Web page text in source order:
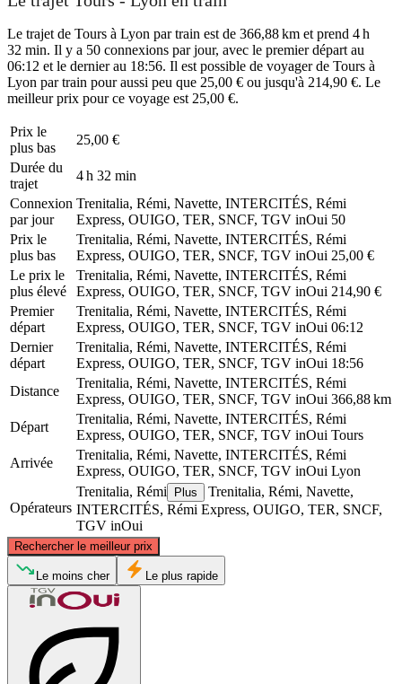
Le trajet de Tours à Lyon par train est de 366,88 km et prend 4 h
32 min. Il y a 50 connexions par jour, avec le premier départ au
06:12 et le dernier au 18:56. Il est possible de voyager de Tours à
Lyon par train pour aussi peu que 25,00 € ou jusqu'à 214,90 €. Le
meilleur prix pour ce voyage est 25,00 €.
Prix ​​le
plus bas
25,00 €
Durée du
trajet
4 h 32 min
Connexion
par jour
Trenitalia, Rémi, Navette, INTERCITÉS, Rémi
Express, OUIGO, TER, SNCF, TGV inOui 50
Prix ​​le
plus bas
Trenitalia, Rémi, Navette, INTERCITÉS, Rémi
Express, OUIGO, TER, SNCF, TGV inOui 25,00 €
Le prix le
plus élevé
Trenitalia, Rémi, Navette, INTERCITÉS, Rémi
Express, OUIGO, TER, SNCF, TGV inOui 214,90 €
Premier
départ
Trenitalia, Rémi, Navette, INTERCITÉS, Rémi
Express, OUIGO, TER, SNCF, TGV inOui 06:12
Dernier
départ
Trenitalia, Rémi, Navette, INTERCITÉS, Rémi
Express, OUIGO, TER, SNCF, TGV inOui 18:56
Distance
Trenitalia, Rémi, Navette, INTERCITÉS, Rémi
Express, OUIGO, TER, SNCF, TGV inOui 366,88 km
Départ
Trenitalia, Rémi, Navette, INTERCITÉS, Rémi
Express, OUIGO, TER, SNCF, TGV inOui Tours
Arrivée
Trenitalia, Rémi, Navette, INTERCITÉS, Rémi
Express, OUIGO, TER, SNCF, TGV inOui Lyon
Opérateurs
Trenitalia, Rémi Plus
Trenitalia, Rémi, Navette,
INTERCITÉS, Rémi Express, OUIGO, TER, SNCF,
TGV inOui
Rechercher le meilleur prix
Tours
Le moins cher Le plus rapide